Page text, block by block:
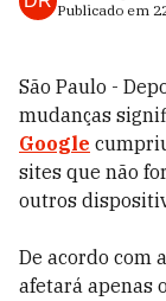
Publicado em
São Paulo -
mudanças
Google
sites que não
outros
De acordo com
afetará apenas